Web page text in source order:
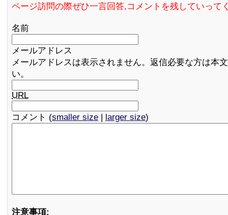
ページ訪問の際ぜひ一言回答,コメントを残していって
名前
メールアドレス
メールアドレスは表示されません。返信必要な方は本
い。
URL
コメント (smaller size | larger size)
注意事項: